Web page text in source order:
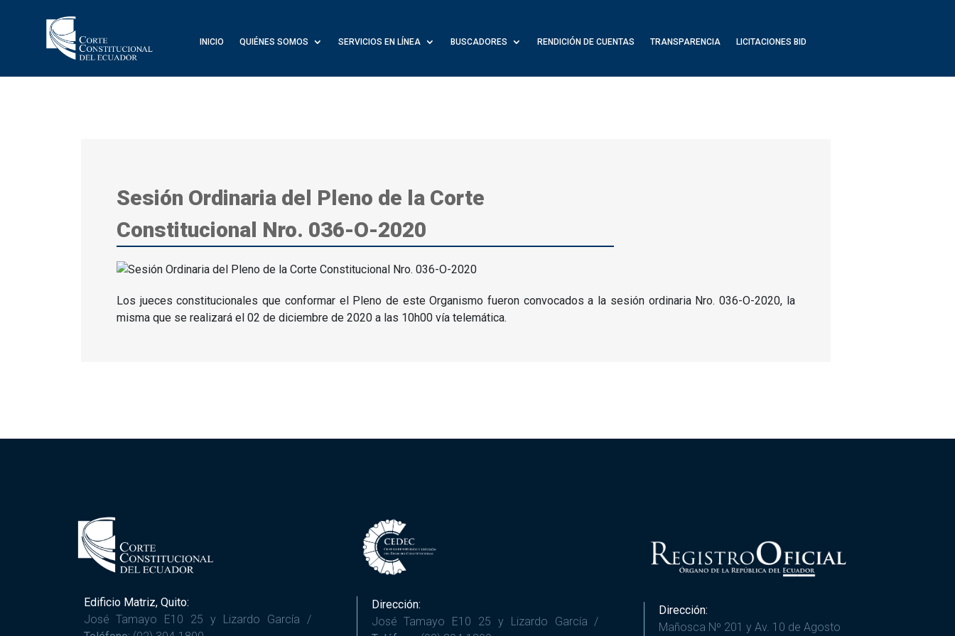
INICIO QUIÉNES SOMOS SERVICIOS EN LÍNEA BUSCADORES RENDICIÓN DE CUENTAS TRANSPARENCIA LICITACIONES BID
Sesión Ordinaria del Pleno de la Corte
Constitucional Nro. 036-O-2020
Los jueces constitucionales que conformar el Pleno de este Organismo fueron convocados a la sesión ordinaria Nro. 036-O-2020, la
misma que se realizará el 02 de diciembre de 2020 a las 10h00 vía telemática.
Edificio Matriz, Quito:
José Tamayo E10 25 y Lizardo García /
Dirección:
José Tamayo E10 25 y Lizardo García /
Dirección:
Mañosca Nº 201 y Av. 10 de Agosto